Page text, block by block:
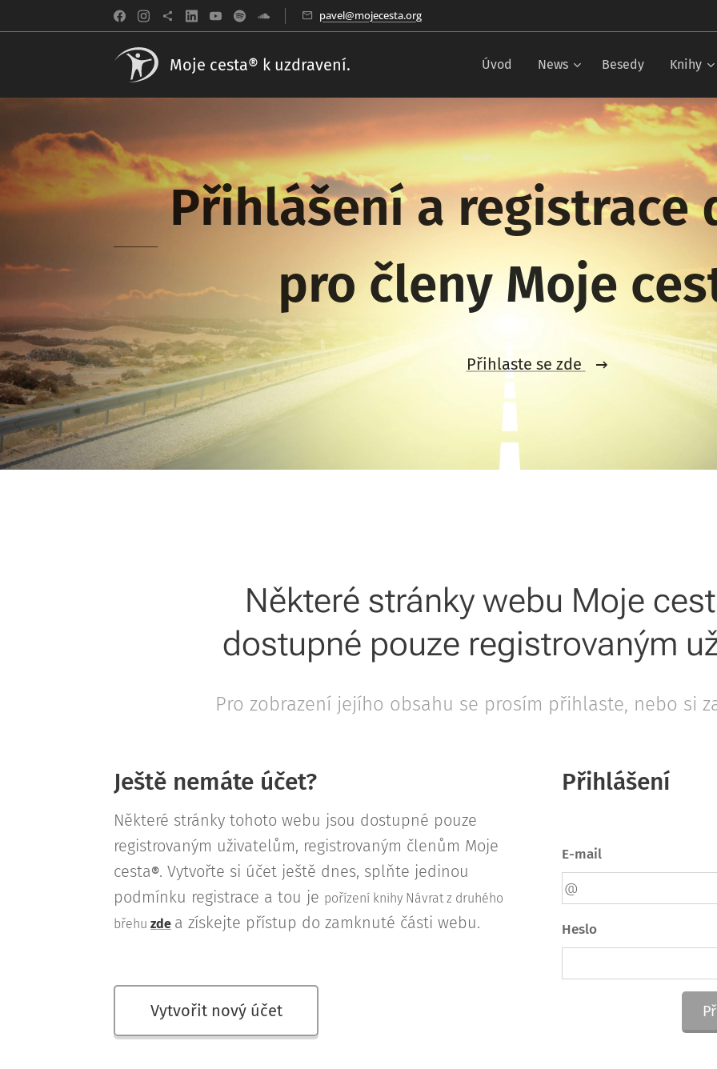
pavel@mojecesta.org
Moje cesta® k uzdravení. Úvod News Besedy Knihy
Přihlášení a registrace
pro členy Moje
Přihlaste se zde
Některé stránky webu Moje
dostupné pouze registrovaným
Pro zobrazení jejího obsahu se prosím přihlaste, nebo si
Ještě nemáte účet?
Některé stránky tohoto webu jsou dostupné pouze
registrovaným uživatelům, registrovaným členům Moje
cesta®. Vytvořte si účet ještě dnes, splňte jedinou
podmínku registrace a tou je pořízení knihy Návrat z druhého
břehu zde a získejte přístup do zamknuté části webu.
Vytvořit nový účet
Přihlášení
E-mail
Heslo